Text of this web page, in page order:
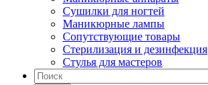
Сушилки для ногтей
Маникюрные лампы
Сопутствующие товары
Стерилизация и дезинфекция
Стулья для мастеров